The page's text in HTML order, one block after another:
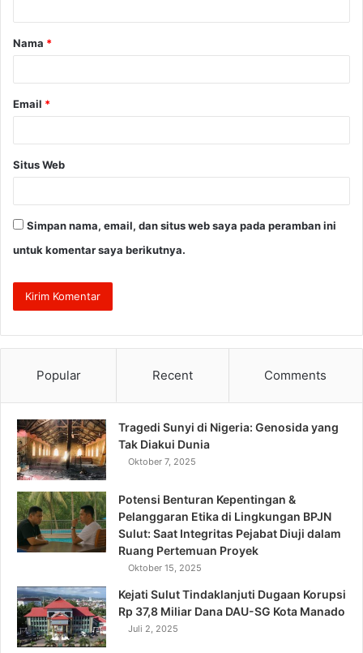
a
r
Nama *
Email *
Situs Web
Simpan nama, email, dan situs web saya pada peramban ini
untuk komentar saya berikutnya.
Popular Recent Comments
Tragedi Sunyi di Nigeria: Genosida yang
Tak Diakui Dunia
Oktober 7, 2025
Potensi Benturan Kepentingan &
Pelanggaran Etika di Lingkungan BPJN
Sulut: Saat Integritas Pejabat Diuji dalam
Ruang Pertemuan Proyek
Oktober 15, 2025
Kejati Sulut Tindaklanjuti Dugaan Korupsi
Rp 37,8 Miliar Dana DAU-SG Kota Manado
Juli 2, 2025